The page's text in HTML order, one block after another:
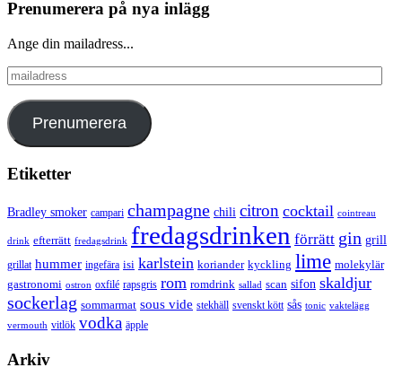
Prenumerera på nya inlägg
Ange din mailadress...
mailadress
Prenumerera
Etiketter
Bradley smoker campari champagne chili citron cocktail cointreau
drink efterrätt fredagsdrink fredagsdrinken förrätt gin grill
grillat hummer ingefära isi karlstein koriander kyckling lime molekylär
gastronomi ostron oxfilé rapsgris rom romdrink sallad scan sifon skaldjur
sockerlag sommarmat sous vide stekhäll svenskt kött sås tonic vaktelägg
vermouth vitlök vodka äpple
Arkiv